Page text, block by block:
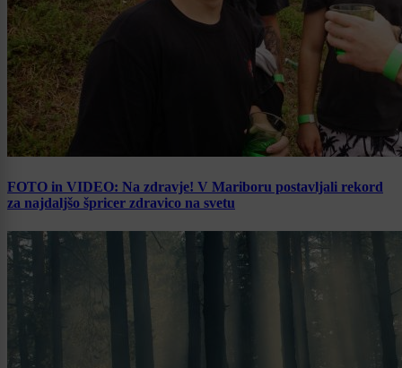
FOTO in VIDEO: Na zdravje! V Mariboru postavljali rekord
za najdaljšo špricer zdravico na svetu